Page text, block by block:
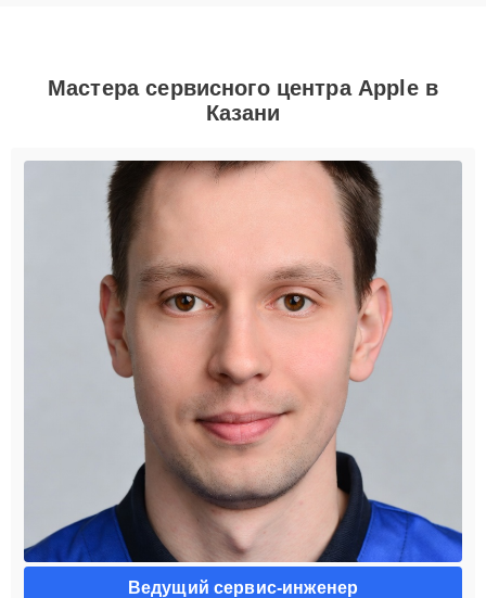
Мастера сервисного центра Apple в
Казани
Ведущий сервис-инженер